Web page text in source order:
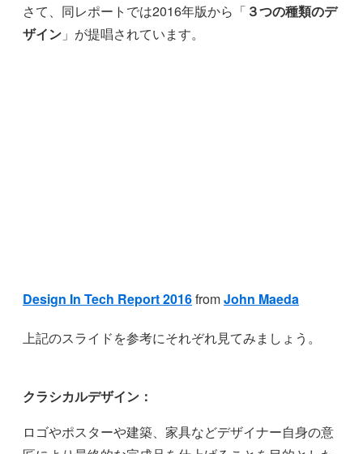
さて、同レポートでは2016年版から「 ３つの種類のデ
ザイン 」が提唱されています。
Design In Tech Report 2016fromJohn Maeda
上記のスライドを参考にそれぞれ見てみましょう。
クラシカルデザイン：
ロゴやポスターや建築、家具などデザイナー自身の意